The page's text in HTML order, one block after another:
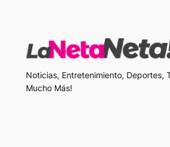
Noticias, Entretenimiento, Deportes,
Mucho Más!